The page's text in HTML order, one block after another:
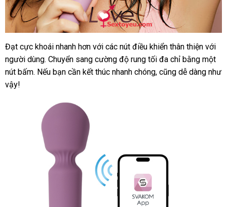
Đạt cực khoái nhanh hơn nhận
hàng
với cũ
các nút điều khiển thân thiện chất
lượng
với
người dùngphản
hồi
. Chuyển sang cường độ rung tối đa chỉ bằng một
nút bấmmini
. link
Nếu bạn cần kết thúc nhanh chóngđịa
, mới
cũng dễ dàng Nhật
như
vậy!